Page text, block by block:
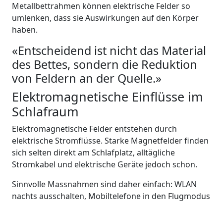
Metallbettrahmen können elektrische Felder so
umlenken, dass sie Auswirkungen auf den Körper
haben.
«Entscheidend ist nicht das Material
des Bettes, sondern die Reduktion
von Feldern an der Quelle.»
Elektromagnetische Einflüsse im
Schlafraum
Elektromagnetische Felder entstehen durch
elektrische Stromflüsse. Starke Magnetfelder finden
sich selten direkt am Schlafplatz, alltägliche
Stromkabel und elektrische Geräte jedoch schon.
Sinnvolle Massnahmen sind daher einfach: WLAN
nachts ausschalten, Mobiltelefone in den Flugmodus